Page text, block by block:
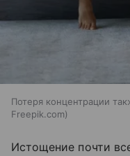
Потеря концентрации
Freepik.com
Истощение почти